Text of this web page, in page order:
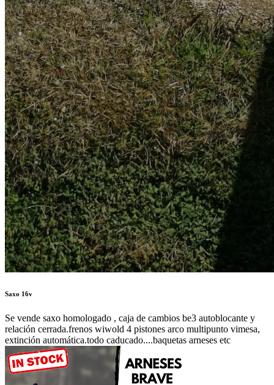
Saxo 16v
Se vende saxo homologado , caja de cambios be3 autoblocante y
relación cerrada.frenos wiwold 4 pistones arco multipunto vimesa,
extinción automática.todo caducado....baquetas arneses etc